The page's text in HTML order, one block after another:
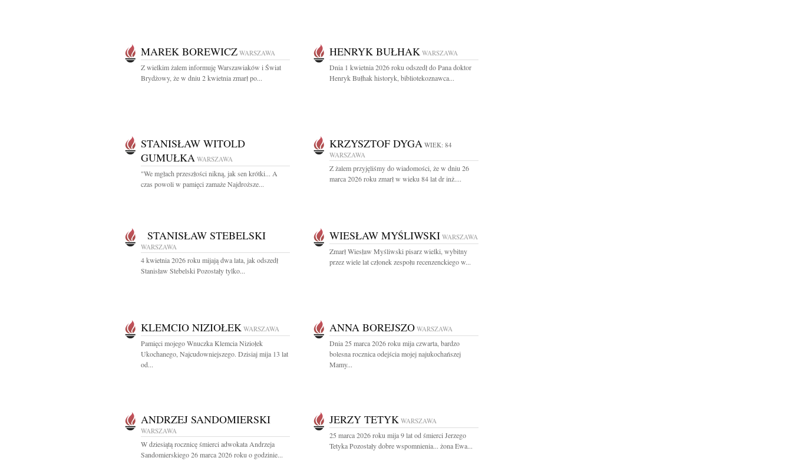
MAREK BOREWICZ WARSZAWA
Z wielkim żalem informuję Warszawiaków i Świat
Brydżowy, że w dniu 2 kwietnia zmarł po...
HENRYK BUŁHAK WARSZAWA
Dnia 1 kwietnia 2026 roku odszedł do Pana doktor
Henryk Bułhak historyk, bibliotekoznawca...
STANISŁAW WITOLD
GUMUŁKA WARSZAWA
"We mgłach przeszłości nikną, jak sen krótki... A
czas powoli w pamięci zamaże Najdroższe...
KRZYSZTOF DYGA WIEK: 84
WARSZAWA
Z żalem przyjęliśmy do wiadomości, że w dniu 26
marca 2026 roku zmarł w wieku 84 lat dr inż....
STANISŁAW STEBELSKI
WARSZAWA
4 kwietnia 2026 roku mijają dwa lata, jak odszedł
Stanisław Stebelski Pozostały tylko...
WIESŁAW MYŚLIWSKI WARSZAWA
Zmarł Wiesław Myśliwski pisarz wielki, wybitny
przez wiele lat członek zespołu recenzenckiego w...
KLEMCIO NIZIOŁEK WARSZAWA
Pamięci mojego Wnuczka Klemcia Niziołek
Ukochanego, Najcudowniejszego. Dzisiaj mija 13 lat
od...
ANNA BOREJSZO WARSZAWA
Dnia 25 marca 2026 roku mija czwarta, bardzo
bolesna rocznica odejścia mojej najukochańszej
Mamy...
ANDRZEJ SANDOMIERSKI
WARSZAWA
W dziesiątą rocznicę śmierci adwokata Andrzeja
Sandomierskiego 26 marca 2026 roku o godzinie...
JERZY TETYK WARSZAWA
25 marca 2026 roku mija 9 lat od śmierci Jerzego
Tetyka Pozostały dobre wspomnienia... żona Ewa...